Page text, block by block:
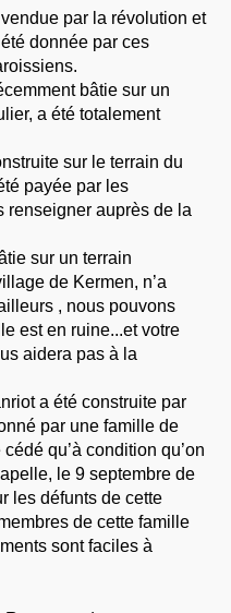
par la révolution et
donnée par ces
bâtie sur un
a été totalement
sur le terrain du
payée par les
renseigner auprès de la
sur un terrain
de Kermen, n’a
, nous pouvons
est en ruine...et votre
aidera pas à la
a été construite par
par une famille de
qu’à condition qu’on
le 9 septembre de
les défunts de cette
de cette famille
sont faciles à